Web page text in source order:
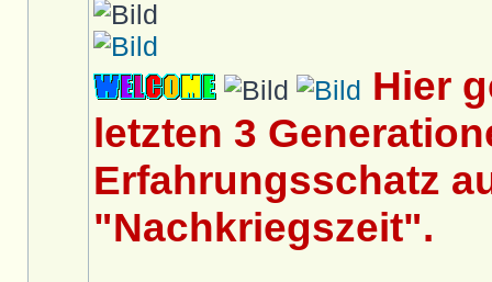
Hier
letzten 3
Erfahrungsschatz
"Nachkriegszeit".